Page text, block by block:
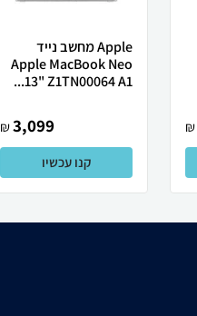
₪
Apple מחשב נייד
Apple MacBook Neo
13" Z1TN00064 A1...
3,099
₪
קנו עכשיו